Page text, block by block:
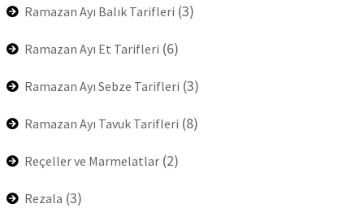
Ramazan Ayı Balık Tarifleri (3)
Ramazan Ayı Et Tarifleri (6)
Ramazan Ayı Sebze Tarifleri (3)
Ramazan Ayı Tavuk Tarifleri (8)
Reçeller ve Marmelatlar (2)
Rezala (3)